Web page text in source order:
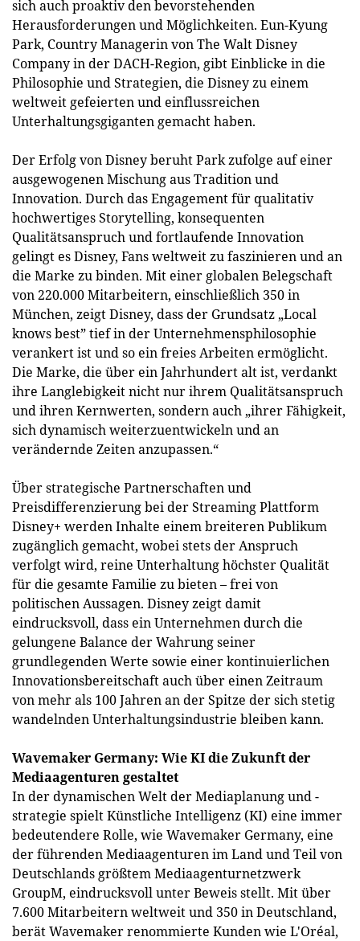
sich auch proaktiv den bevorstehenden
Herausforderungen und Möglichkeiten. Eun-Kyung
Park, Country Managerin von The Walt Disney
Company in der DACH-Region, gibt Einblicke in die
Philosophie und Strategien, die Disney zu einem
weltweit gefeierten und einflussreichen
Unterhaltungsgiganten gemacht haben.
Der Erfolg von Disney beruht Park zufolge auf einer
ausgewogenen Mischung aus Tradition und
Innovation. Durch das Engagement für qualitativ
hochwertiges Storytelling, konsequenten
Qualitätsanspruch und fortlaufende Innovation
gelingt es Disney, Fans weltweit zu faszinieren und an
die Marke zu binden. Mit einer globalen Belegschaft
von 220.000 Mitarbeitern, einschließlich 350 in
München, zeigt Disney, dass der Grundsatz „Local
knows best” tief in der Unternehmensphilosophie
verankert ist und so ein freies Arbeiten ermöglicht.
Die Marke, die über ein Jahrhundert alt ist, verdankt
ihre Langlebigkeit nicht nur ihrem Qualitätsanspruch
und ihren Kernwerten, sondern auch „ihrer Fähigkeit,
sich dynamisch weiterzuentwickeln und an
verändernde Zeiten anzupassen.“
Über strategische Partnerschaften und
Preisdifferenzierung bei der Streaming Plattform
Disney+ werden Inhalte einem breiteren Publikum
zugänglich gemacht, wobei stets der Anspruch
verfolgt wird, reine Unterhaltung höchster Qualität
für die gesamte Familie zu bieten – frei von
politischen Aussagen. Disney zeigt damit
eindrucksvoll, dass ein Unternehmen durch die
gelungene Balance der Wahrung seiner
grundlegenden Werte sowie einer kontinuierlichen
Innovationsbereitschaft auch über einen Zeitraum
von mehr als 100 Jahren an der Spitze der sich stetig
wandelnden Unterhaltungsindustrie bleiben kann.
Wavemaker Germany: Wie KI die Zukunft der
Mediaagenturen gestaltet
In der dynamischen Welt der Mediaplanung und -
strategie spielt Künstliche Intelligenz (KI) eine immer
bedeutendere Rolle, wie Wavemaker Germany, eine
der führenden Mediaagenturen im Land und Teil von
Deutschlands größtem Mediaagenturnetzwerk
GroupM, eindrucksvoll unter Beweis stellt. Mit über
7.600 Mitarbeitern weltweit und 350 in Deutschland,
berät Wavemaker renommierte Kunden wie L'Oréal,